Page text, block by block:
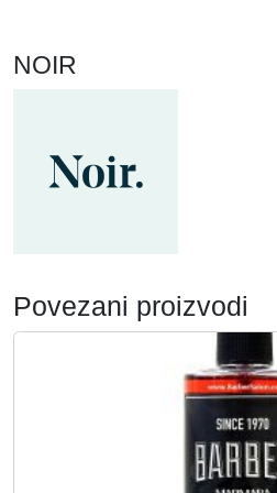
NOIR
Povezani proizvodi